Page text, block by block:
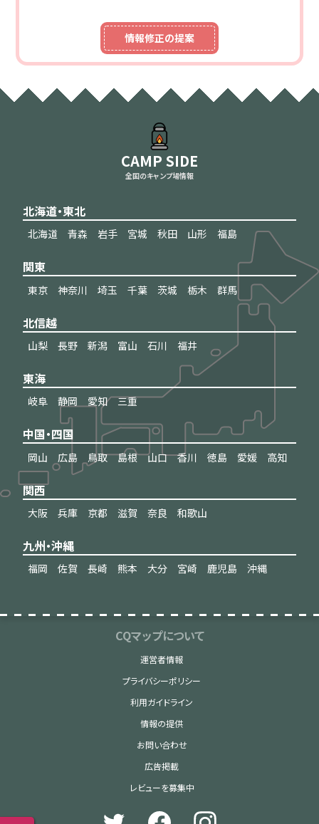
情報修正の提案
CAMP SIDE
全国のキャンプ場情報
北海道・東北
北海道 青森 岩手 宮城 秋田 山形 福島
関東
東京 神奈川 埼玉 千葉 茨城 栃木 群馬
北信越
山梨 長野 新潟 富山 石川 福井
東海
岐阜 静岡 愛知 三重
中国・四国
岡山 広島 鳥取 島根 山口 香川 徳島 愛媛 高知
関西
大阪 兵庫 京都 滋賀 奈良 和歌山
九州・沖縄
福岡 佐賀 長崎 熊本 大分 宮崎 鹿児島 沖縄
CQマップについて
運営者情報
プライバシーポリシー
利用ガイドライン
情報の提供
お問い合わせ
広告掲載
レビューを募集中